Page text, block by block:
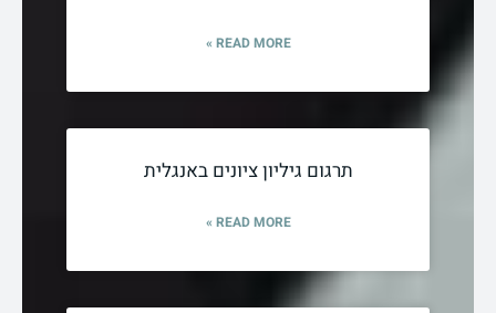
READ MORE »
תרגום גיליון ציונים באנגלית
READ MORE »